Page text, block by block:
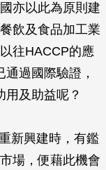
亦以此為原則建
飲及食品加工業
往HACCP的應
過國際驗證，
及助益呢？
新興建時，有鑑
場，便藉此機會